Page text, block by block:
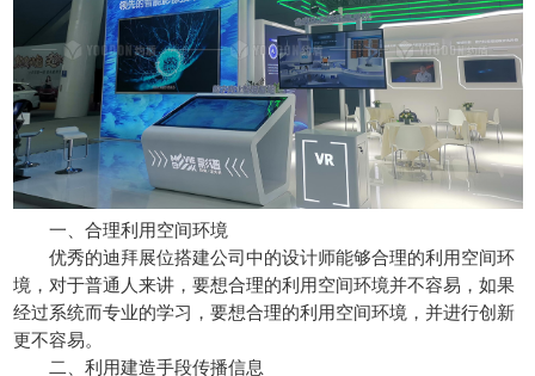
一、合理利用空间环境
优秀的迪拜展位搭建公司中的设计师能够合理的利用空间环
境，对于普通人来讲，要想合理的利用空间环境并不容易，如果
经过系统而专业的学习，要想合理的利用空间环境，并进行创新
更不容易。
二、利用建造手段传播信息